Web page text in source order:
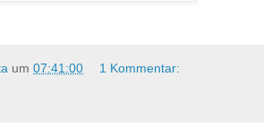
um 07:41:00 1 Kommentar: